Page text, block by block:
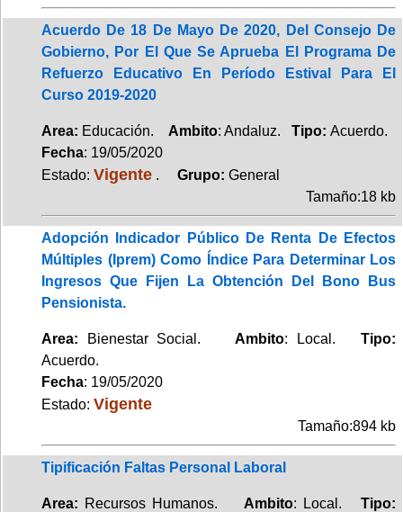
Acuerdo De 18 De Mayo De 2020, Del Consejo De
Gobierno, Por El Que Se Aprueba El Programa De
Refuerzo Educativo En Período Estival Para El
Curso 2019-2020
Area: Educación. Ambito: Andaluz. Tipo: Acuerdo.
Fecha: 19/05/2020
Estado: Vigente . Grupo: General
Tamaño:18 kb
Adopción Indicador Público De Renta De Efectos
Múltiples (Iprem) Como Índice Para Determinar Los
Ingresos Que Fijen La Obtención Del Bono Bus
Pensionista.
Area: Bienestar Social. Ambito: Local. Tipo:
Acuerdo.
Fecha: 19/05/2020
Estado: Vigente
Tamaño:894 kb
Tipificación Faltas Personal Laboral
Area: Recursos Humanos. Ambito: Local.Tipo: